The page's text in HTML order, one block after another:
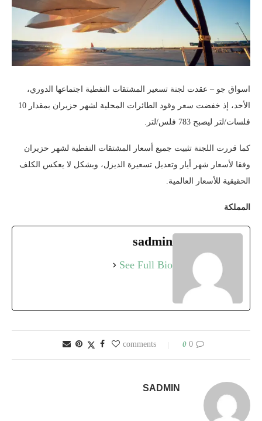
اسواق جو – عقدت لجنة تسعير المشتقات النفطية اجتماعها الدوري،
الأحد، إذ خفضت سعر وقود الطائرات المحلية لشهر حزيران بمقدار 10
فلسات/لتر ليصبح 783 فلس/لتر.
كما قررت اللجنة تثبيت جميع أسعار المشتقات النفطية لشهر حزيران
وفقا لأسعار شهر أيار وتعديل تسعيرة الديزل، وبشكل لا يعكس الكلف
الحقيقية للأسعار العالمية.
المملكة
sadmin
See Full Bio
0 comments
0
SADMIN